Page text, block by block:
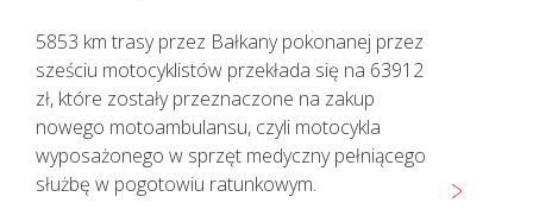
5853 km trasy przez Bałkany pokonanej przez
sześciu motocyklistów przekłada się na 63912
zł, które zostały przeznaczone na zakup
nowego motoambulansu, czyli motocykla
wyposażonego w sprzęt medyczny pełniącego
służbę w pogotowiu ratunkowym.